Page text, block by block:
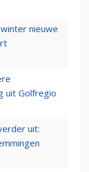
nieuwe
uit Golfregio
uit: